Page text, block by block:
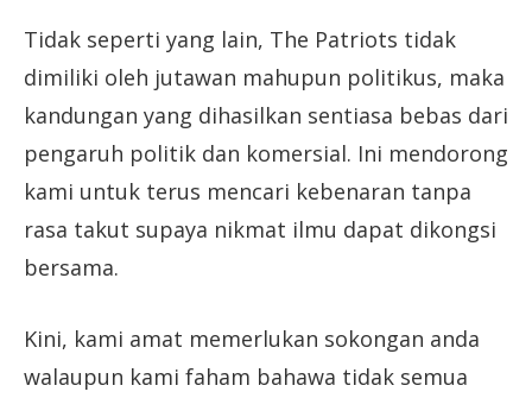
Tidak seperti yang lain, The Patriots tidak
dimiliki oleh jutawan mahupun politikus, maka
kandungan yang dihasilkan sentiasa bebas dari
pengaruh politik dan komersial. Ini mendorong
kami untuk terus mencari kebenaran tanpa
rasa takut supaya nikmat ilmu dapat dikongsi
bersama.
Kini, kami amat memerlukan sokongan anda
walaupun kami faham bahawa tidak semua